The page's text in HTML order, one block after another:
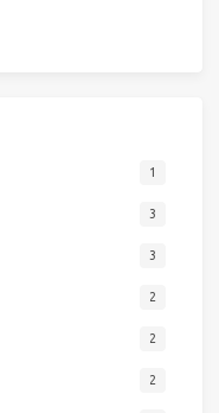
1
3
3
2
2
2